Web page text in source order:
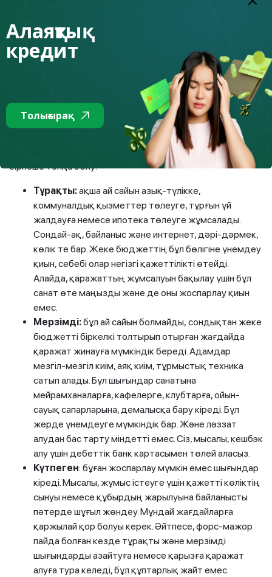
келесі іс-әрекетке көшу қажет. Шығыстарды азайту
және кірістерді арттыру тәсілдерін айқындау және
осыдан кейін қаржылық жоспарды тағы қайта есептеу
қажет. Мәселен, қосымша табыс көздерін іздеу, асығыс
жұмсалатын шығындарды азайту.
Төртінші кезең: шығыстарды жоспарлау
Ақшаның қайта кетіп жатқанын, неден бас тартуға
болатынын түсіну, бұл ретте дұрысы шығындарды
бірнеше топқа бөлу:
Тұрақты:ақша ай сайын азық-түлікке,
коммуналдық қызметтер төлеуге, тұрғын үй
жалдауға немесе ипотека төлеуге жұмсалады.
Сондай-ақ, байланыс және интернет, дәрі-дәрмек,
көлік те бар. Жеке бюджеттің бұл бөлігіне үнемдеу
қиын, себебі олар негізгі қажеттілікті өтейді.
Алайда, қаражаттың жұмсалуын бақылау үшін бұл
санат өте маңызды және де оны жоспарлау қиын
емес.
Мерзімді:бұл ай сайын болмайды, сондықтан жеке
бюджетті біркелкі толтырып отырған жағдайда
қаражат жинауға мүмкіндік береді. Адамдар
мезгіл-мезгіл киім, аяқ киім, тұрмыстық техника
сатып алады. Бұл шығындар санатына
мейрамханаларға, кафелерге, клубтарға, ойын-
сауық сапарларына, демалысқа бару кіреді. Бұл
жерде үнемдеуге мүмкіндік бар. Және ләззат
алудан бас тарту міндетті емес. Сіз, мысалы, кешбэк
алу үшін дебеттік банк картасымен төлей аласыз.
Күтпеген: бұған жоспарлау мүмкін емес шығындар
кіреді. Мысалы, жұмыс істеуге үшін қажетті көліктің
сынуы немесе құбырдың жарылуына байланысты
пәтерде шұғыл жөндеу. Мұндай жағдайларға
қаржылай қор болуы керек. Әйтпесе, форс-мажор
пайда болған кезде тұрақты және мерзімді
шығындарды азайтуға немесе қарызға қаражат
алуға тура келеді, бұл құптарлық жайт емес.
Алаяқтық
кредит
Толығырақ